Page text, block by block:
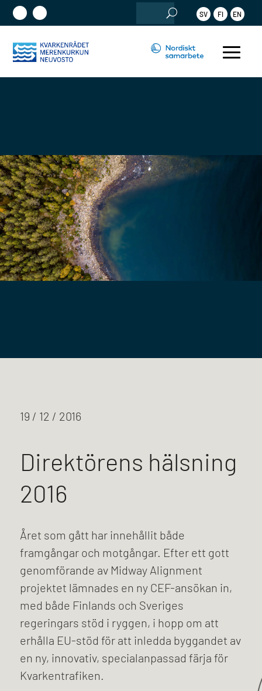
efter:
SV FI EN
19 / 12 / 2016
Direktörens hälsning
2016
Året som gått har innehållit både
framgångar och motgångar. Efter ett gott
genomförande av Midway Alignment
projektet lämnades en ny CEF-ansökan in,
med både Finlands och Sveriges
regeringars stöd i ryggen, i hopp om att
erhålla EU-stöd för att inledda byggandet av
en ny, innovativ, specialanpassad färja för
Kvarkentrafiken.